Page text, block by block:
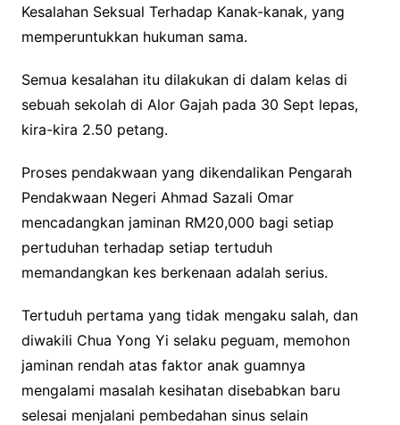
Kesalahan Seksual Terhadap Kanak-kanak, yang
memperuntukkan hukuman sama.
Semua kesalahan itu dilakukan di dalam kelas di
sebuah sekolah di Alor Gajah pada 30 Sept lepas,
kira-kira 2.50 petang.
Proses pendakwaan yang dikendalikan Pengarah
Pendakwaan Negeri Ahmad Sazali Omar
mencadangkan jaminan RM20,000 bagi setiap
pertuduhan terhadap setiap tertuduh
memandangkan kes berkenaan adalah serius.
Tertuduh pertama yang tidak mengaku salah, dan
diwakili Chua Yong Yi selaku peguam, memohon
jaminan rendah atas faktor anak guamnya
mengalami masalah kesihatan disebabkan baru
selesai menjalani pembedahan sinus selain